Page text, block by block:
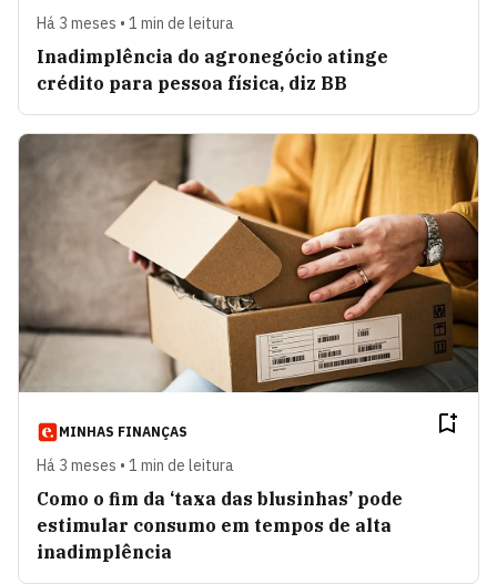
Há 3 meses • 1 min de leitura
Inadimplência do agronegócio atinge
crédito para pessoa física, diz BB
MINHAS FINANÇAS
Há 3 meses • 1 min de leitura
Como o fim da ‘taxa das blusinhas’ pode
estimular consumo em tempos de alta
inadimplência